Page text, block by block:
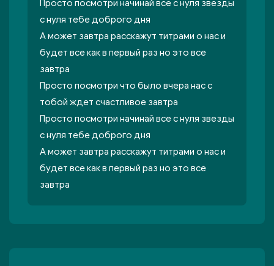
Просто посмотри начинай все с нуля звезды
с нуля тебе доброго дня
А может завтра расскажут титрами о нас и
будет все как в первый раз но это все
завтра
Просто посмотри что было вчера нас с
тобой ждет счастливое завтра
Просто посмотри начинай все с нуля звезды
с нуля тебе доброго дня
А может завтра расскажут титрами о нас и
будет все как в первый раз но это все
завтра